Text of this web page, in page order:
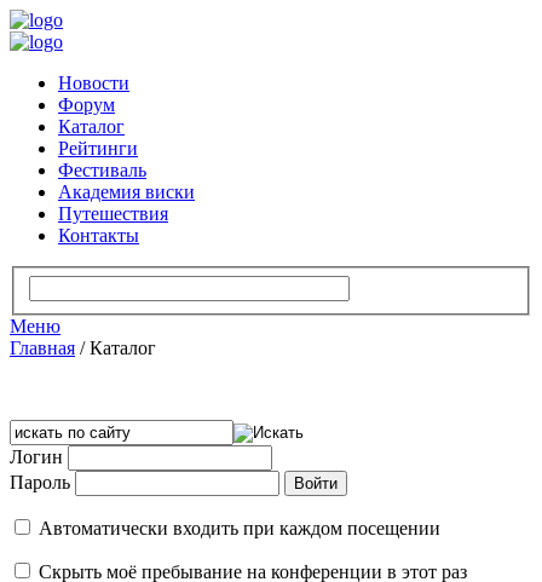
Новости
Форум
Каталог
Рейтинги
Фестиваль
Академия виски
Путешествия
Контакты
Меню
Главная /Каталог
Логин
Пароль
Автоматически входить при каждом посещении
Скрыть моё пребывание на конференции в этот раз